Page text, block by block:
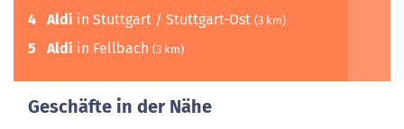
4 Aldi in Stuttgart / Stuttgart-Ost (3 km)
5 Aldi in Fellbach (3 km)
Geschäfte in der Nähe